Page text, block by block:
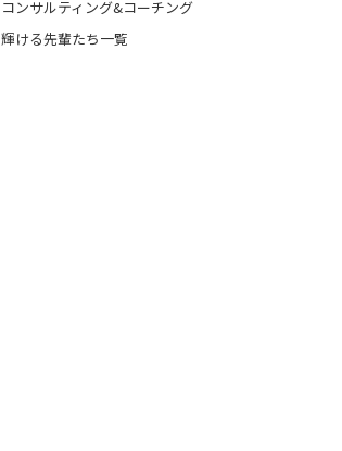
コンサルティング&コーチング
輝ける先輩たち一覧